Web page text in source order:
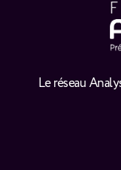
Le réseau